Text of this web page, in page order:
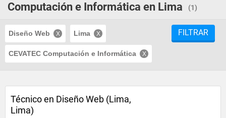
Computación e Informática en Lima
(1)
Diseño Web Lima
CEVATEC Computación e Informática
FILTRAR
Técnico en Diseño Web (Lima,
Lima)